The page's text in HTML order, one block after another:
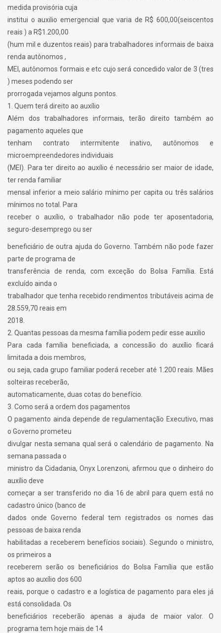
medida provisória cuja
institui o auxilio emergencial que varia de R$ 600,00(seiscentos
reais ) a R$1.200,00
(hum mil e duzentos reais) para trabalhadores informais de baixa
renda autônomos ,
MEI, autônomos formais e etc cujo será concedido valor de 3 (tres
) meses podendo ser
prorrogada vejamos alguns pontos.
1. Quem terá direito ao auxílio
Além dos trabalhadores informais, terão direito também ao
pagamento aqueles que
tenham contrato intermitente inativo, autônomos e
microempreendedores individuais
(MEI). Para ter direito ao auxílio é necessário ser maior de idade,
ter renda familiar
mensal inferior a meio salário mínimo per capita ou três salários
mínimos no total. Para
receber o auxílio, o trabalhador não pode ter aposentadoria,
seguro-desemprego ou ser
beneficiário de outra ajuda do Governo. Também não pode fazer
parte de programa de
transferência de renda, com exceção do Bolsa Família. Está
excluído ainda o
trabalhador que tenha recebido rendimentos tributáveis acima de
28.559,70 reais em
2018.
2. Quantas pessoas da mesma família podem pedir esse auxilio
Para cada família beneficiada, a concessão do auxílio ficará
limitada a dois membros,
ou seja, cada grupo familiar poderá receber até 1.200 reais. Mães
solteiras receberão,
automaticamente, duas cotas do benefício.
3. Como será a ordem dos pagamentos
O pagamento ainda depende de regulamentação Executivo, mas
o Governo prometeu
divulgar nesta semana qual será o calendário de pagamento. Na
semana passada o
ministro da Cidadania, Onyx Lorenzoni, afirmou que o dinheiro do
auxílio deve
começar a ser transferido no dia 16 de abril para quem está no
cadastro único (banco de
dados onde Governo federal tem registrados os nomes das
pessoas de baixa renda
habilitadas a receberem benefícios sociais). Segundo o ministro,
os primeiros a
receberem serão os beneficiários do Bolsa Família que estão
aptos ao auxílio dos 600
reais, porque o cadastro e a logística de pagamento para eles já
está consolidada. Os
beneficiários receberão apenas a ajuda de maior valor. O
programa tem hoje mais de 14